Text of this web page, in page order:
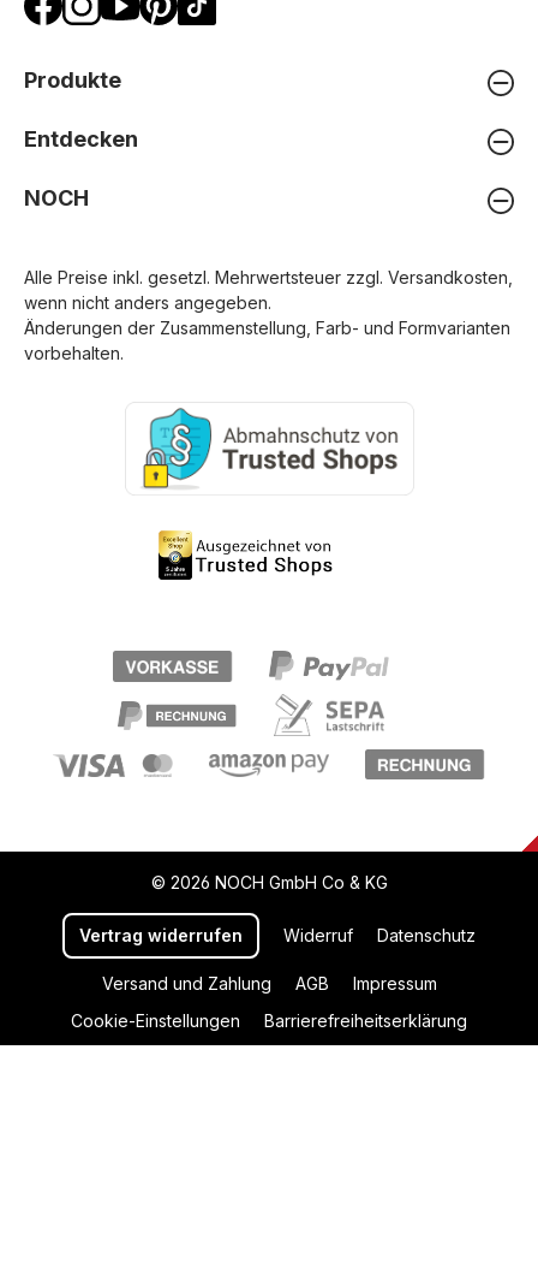
Produkte
Entdecken
NOCH
Alle Preise inkl. gesetzl. Mehrwertsteuer zzgl. Versandkosten
wenn nicht anders angegeben.
Änderungen der Zusammenstellung, Farb- und Formvarianten
vorbehalten.
© 2026 NOCH GmbH Co & KG
Vertrag widerrufen Widerruf Datenschutz
Versand und Zahlung AGB
Impressum
Cookie-Einstellungen
Barrierefreiheitserklärung